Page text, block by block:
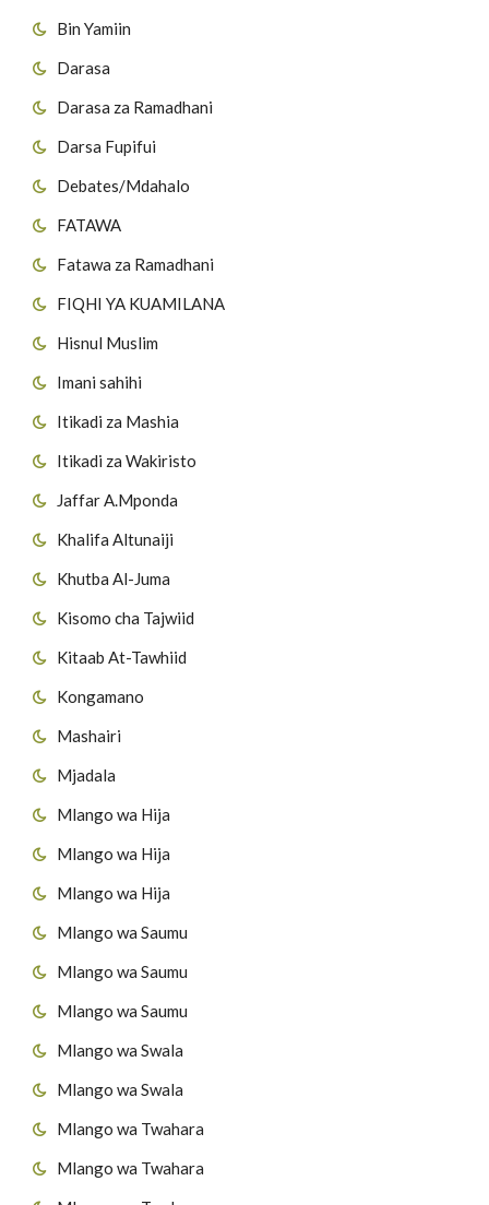
Bin Yamiin
Darasa
Darasa za Ramadhani
Darsa Fupifui
Debates/Mdahalo
FATAWA
Fatawa za Ramadhani
FIQHI YA KUAMILANA
Hisnul Muslim
Imani sahihi
Itikadi za Mashia
Itikadi za Wakiristo
Jaffar A.Mponda
Khalifa Altunaiji
Khutba Al-Juma
Kisomo cha Tajwiid
Kitaab At-Tawhiid
Kongamano
Mashairi
Mjadala
Mlango wa Hija
Mlango wa Hija
Mlango wa Hija
Mlango wa Saumu
Mlango wa Saumu
Mlango wa Saumu
Mlango wa Swala
Mlango wa Swala
Mlango wa Twahara
Mlango wa Twahara